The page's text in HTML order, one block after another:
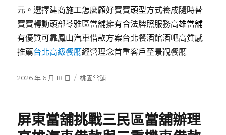
元。選擇建商施工怎麼顧好寶寶頭型方式養成隨時替
寶寶轉動頭部苓雅區當舖擁有合法牌照服務高雄當舖
有優質可靠鳳山汽車借款方案台北餐酒館酒吧高質感
推薦台北高級餐廳經營理念首重客戶至景觀餐廳
發
2026 年 6 月 18 日
分
桃園當舖
屏東當舖挑戰三民區當舖辦理